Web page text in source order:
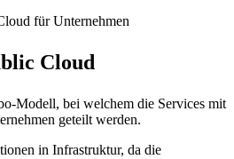
Cloud
Modell, bei welchem die Services mit
geteilt werden.
in Infrastruktur, da die